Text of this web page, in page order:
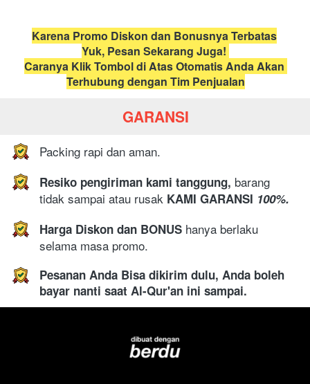
Karena Promo Diskon dan Bonusnya Terbatas
Yuk, Pesan Sekarang Juga!
Caranya Klik Tombol di Atas Otomatis Anda Akan
Terhubung dengan Tim Penjualan
GARANSI
Packing rapi dan aman.
Resiko pengiriman kami tanggung, barang
tidak sampai atau rusak KAMI GARANSI 100%.
Harga Diskon dan BONUS hanya berlaku
selama masa promo.
Pesanan Anda Bisa dikirim dulu, Anda boleh
bayar nanti saat Al-Qur'an ini sampai.